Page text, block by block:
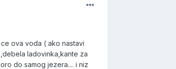
ova voda ( ako nastavi
ladovinka,kante za
do samog jezera.... i niz